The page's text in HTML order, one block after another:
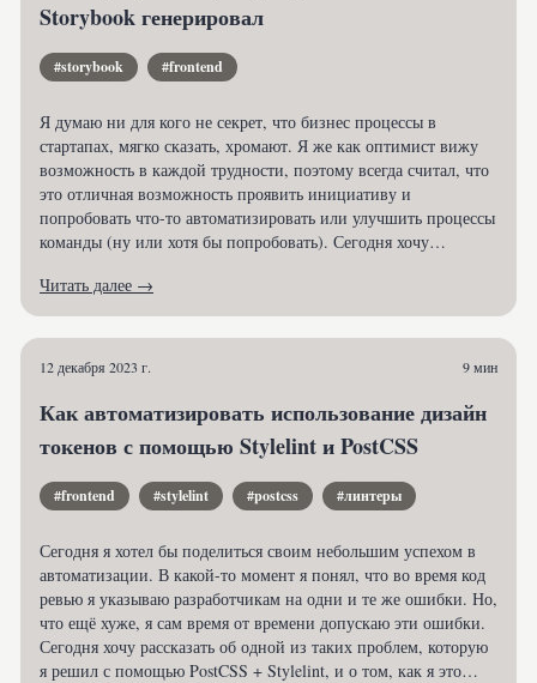
Storybook генерировал
#storybook #frontend
Я думаю ни для кого не секрет, что бизнес процессы в
стартапах, мягко сказать, хромают. Я же как оптимист вижу
возможность в каждой трудности, поэтому всегда считал, что
это отличная возможность проявить инициативу и
попробовать что-то автоматизировать или улучшить процессы
команды (ну или хотя бы попробовать). Сегодня хочу
дизайн-токенов в Storybook, и заодно поделиться тем, как и
почему я пытался это сделать, и что из этого вышло. Статья
будет полезна для разработчиков, которые уже используют
дизайн токены и ищут лёгкий способ их документации.
Читать далее →
12 декабря 2023 г. 9 мин
Как автоматизировать использование дизайн
токенов с помощью Stylelint и PostCSS
#frontend #stylelint #postcss #линтеры
Сегодня я хотел бы поделиться своим небольшим успехом в
автоматизации. В какой-то момент я понял, что во время код
ревью я указываю разработчикам на одни и те же ошибки. Но,
что ещё хуже, я сам время от времени допускаю эти ошибки.
Сегодня хочу рассказать об одной из таких проблем, которую
я решил с помощью PostCSS + Stylelint, и о том, как я это